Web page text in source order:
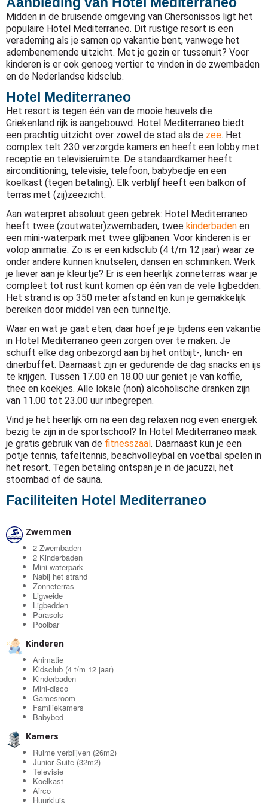
Midden in de bruisende omgeving van Chersonissos ligt het
populaire Hotel Mediterraneo. Dit rustige resort is een
verademing als je samen op vakantie bent, vanwege het
adembenemende uitzicht. Met je gezin er tussenuit? Voor
kinderen is er ook genoeg vertier te vinden in de zwembaden
en de Nederlandse kidsclub.
Hotel Mediterraneo
Het resort is tegen één van de mooie heuvels die
Griekenland rijk is aangebouwd. Hotel Mediterraneo biedt
een prachtig uitzicht over zowel de stad als de zee. Het
complex telt 230 verzorgde kamers en heeft een lobby met
receptie en televisieruimte. De standaardkamer heeft
airconditioning, televisie, telefoon, babybedje en een
koelkast (tegen betaling). Elk verblijf heeft een balkon of
terras met (zij)zeezicht.
Aan waterpret absoluut geen gebrek: Hotel Mediterraneo
heeft twee (zoutwater)zwembaden, twee kinderbaden en
een mini-waterpark met twee glijbanen. Voor kinderen is er
volop animatie. Zo is er een kidsclub (4 t/m 12 jaar) waar ze
onder andere kunnen knutselen, dansen en schminken. Werk
je liever aan je kleurtje? Er is een heerlijk zonneterras waar je
compleet tot rust kunt komen op één van de vele ligbedden.
Het strand is op 350 meter afstand en kun je gemakkelijk
bereiken door middel van een tunneltje.
Waar en wat je gaat eten, daar hoef je je tijdens een vakantie
in Hotel Mediterraneo geen zorgen over te maken. Je
schuift elke dag onbezorgd aan bij het ontbijt-, lunch- en
dinerbuffet. Daarnaast zijn er gedurende de dag snacks en ijs
te krijgen. Tussen 17.00 en 18.00 uur geniet je van koffie,
thee en koekjes. Alle lokale (non) alcoholische dranken zijn
van 11.00 tot 23.00 uur inbegrepen.
Vind je het heerlijk om na een dag relaxen nog even energiek
bezig te zijn in de sportschool? In Hotel Mediterraneo maak
je gratis gebruik van de fitnesszaal . Daarnaast kun je een
potje tennis, tafeltennis, beachvolleybal en voetbal spelen in
het resort. Tegen betaling ontspan je in de jacuzzi, het
stoombad of de sauna.
Faciliteiten Hotel Mediterraneo
Zwemmen
2 Zwembaden
2 Kinderbaden
Mini-waterpark
Nabij het strand
Zonneterras
Ligweide
Ligbedden
Parasols
Poolbar
Kinderen
Animatie
Kidsclub (4 t/m 12 jaar)
Kinderbaden
Mini-disco
Gamesroom
Familiekamers
Babybed
Kamers
Ruime verblijven (26m2)
Junior Suite (32m2)
Televisie
Koelkast
Airco
Huurkluis